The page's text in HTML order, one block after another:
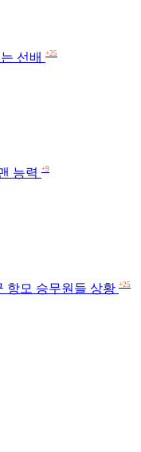
선배 +25
능력 +9
항모 승무원들 상황 +25